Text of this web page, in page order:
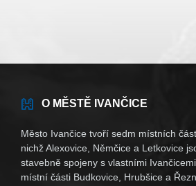
O MĚSTĚ IVANČICE
Město Ivančice tvoří sedm místních
nichž Alexovice, Němčice a Letkovice
stavebně spojeny s vlastními
místní části Budkovice, Hrubšice a